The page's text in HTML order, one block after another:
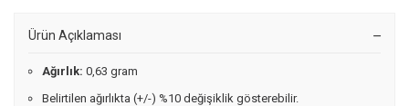
Ürün Açıklaması
Ağırlık: 0,63 gram
Belirtilen ağırlıkta (+/-) %10 değişiklik gösterebilir.